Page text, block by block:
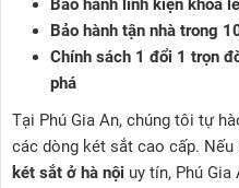
Bảo hành linh kiện khóa
Bảo hành tận nhà trong
Chính sách 1 đổi 1 trọn
phá
Tại Phú Gia An, chúng tôi tự
các dòng két sắt cao cấp.
két sắt ở hà nội uy tín, Phú